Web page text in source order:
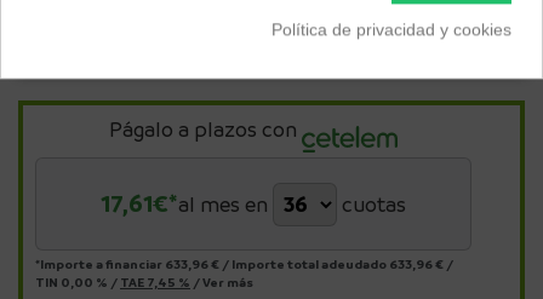
Págalo a plazos con
17,61€*al mes en cuotas
*Importe a financiar 633,96 € / Importe total adeudado 633,96 € /
TIN 0,00 % / TAE 7,45 % /Ver más
Política de privacidad y cookies